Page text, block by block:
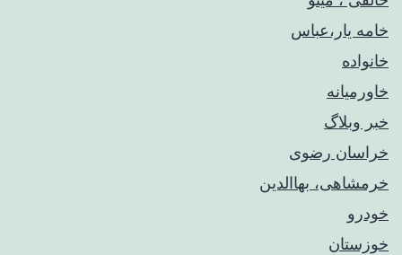
خامه یار،عباس
خانواده
خاورمیانه
خبر وبلاگ
خراسان رضوی
خرمشاهی، بهاالدین
خودرو
خوزستان